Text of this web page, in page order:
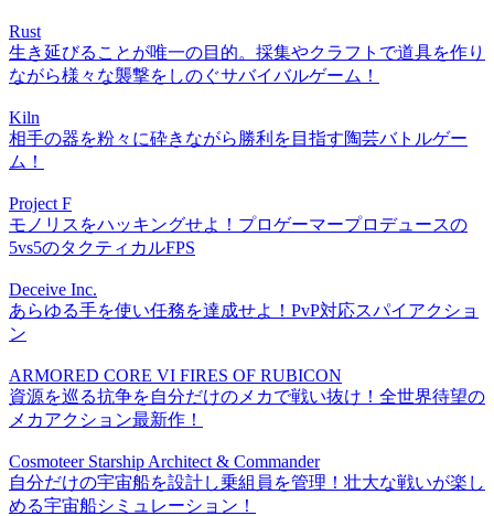
Rust
生き延びることが唯一の目的。採集やクラフトで道具を作り
ながら様々な襲撃をしのぐサバイバルゲーム！
Kiln
相手の器を粉々に砕きながら勝利を目指す陶芸バトルゲー
ム！
Project F
モノリスをハッキングせよ！プロゲーマープロデュースの
5vs5のタクティカルFPS
Deceive Inc.
あらゆる手を使い任務を達成せよ！PvP対応スパイアクショ
ン
ARMORED CORE VI FIRES OF RUBICON
資源を巡る抗争を自分だけのメカで戦い抜け！全世界待望の
メカアクション最新作！
Cosmoteer Starship Architect & Commander
自分だけの宇宙船を設計し乗組員を管理！壮大な戦いが楽し
める宇宙船シミュレーション！